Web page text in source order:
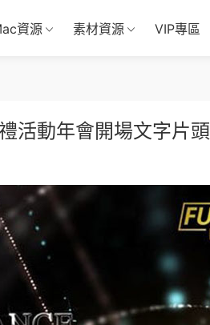
資源 素材資源 VIP專區
活動年會開場文字片頭